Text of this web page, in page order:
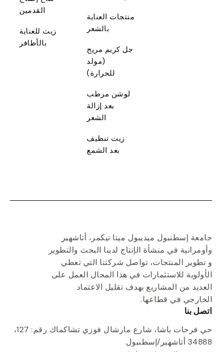
منتجات العناية
بالشعر
جل كريم مريح
(مولد
للحرارة)
لوشن مرطب
بعد إزالة
الشعر
زيت تنظيف
بعد الشمع
القدمين
زيت للعناية
بالأظافر
جامعة إسطنبول ميديبول ميتا تيكمر ، أتاشهير
وأومرانية في منشأة الإنتاج لدينا البحث والتطوير
و تطوير المنتجات، تواصل شركتنا التي تعطي
الأولوية للاستثمارات في هذا المجال العمل على
العديد من المشاريع بهدف تقليل الاعتماد
الخارجي في قطاعها.
اتصل بنا
حي فرحات باشا، شارع مارشال فوزي تشاكماك رقم: 127،
34888 أتاشهير/إسطنبول